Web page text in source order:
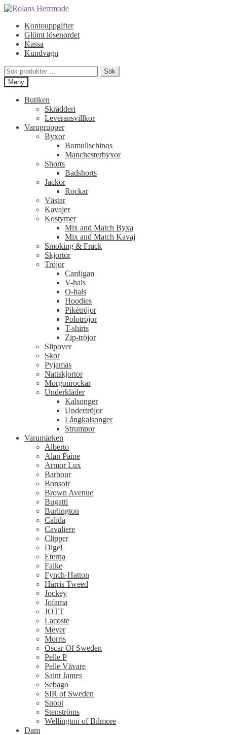
Hoppa
navigering
Hoppa
innehållKontouppgifter
Glömt lösenordet
Kassa
Kundvagn
Sök
efter:
Sök
Meny
Butiken
Skrädderi
Leveransvillkor
Varugrupper
Byxor
Bomullschinos
Manchesterbyxor
Shorts
Badshorts
Jackor
Rockar
Västar
Kavajer
Kostymer
Mix and Match Byxa
Mix and Match Kavaj
Smoking & Frack
Skjortor
Tröjor
Cardigan
V-hals
O-hals
Hoodies
Pikétröjor
Polotröjor
T-shirts
Zip-tröjor
Slipover
Skor
Pyjamas
Nattskjortor
Morgonrockar
Underkläder
Kalsonger
Undertröjor
Långkalsonger
Strumpor
Varumärken
Alberto
Alan Paine
Armor Lux
Barbour
Bonsoir
Brown Avenue
Bugatti
Burlington
Calida
Cavaliere
Clipper
Digel
Eterna
Falke
Fynch-Hatton
Harris Tweed
Jockey
Jofama
JOTT
Lacoste
Meyer
Morris
Oscar Of Sweden
Pelle P
Pelle Vävare
Saint James
Sebago
SIR of Sweden
Snoot
Stenströms
Wellington of Bilmore
Dam